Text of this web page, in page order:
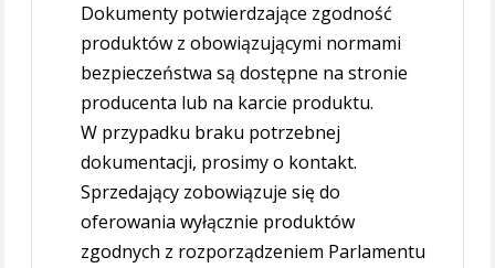
Dokumenty potwierdzające zgodność
produktów z obowiązującymi normami
bezpieczeństwa są dostępne na stronie
producenta lub na karcie produktu.
W przypadku braku potrzebnej
dokumentacji, prosimy o kontakt.
Sprzedający zobowiązuje się do
oferowania wyłącznie produktów
zgodnych z rozporządzeniem Parlamentu